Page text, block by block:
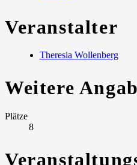
Veranstalter
Theresia Wollenberg
Weitere
Plätze
8